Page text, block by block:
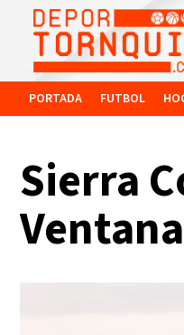
PORTADA FUTBOL
Sierra